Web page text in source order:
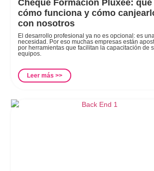
Cheque Formación Pluxee: qué
cómo funciona y cómo
con nosotros
El desarrollo profesional ya no es opcional: es
necesidad. Por eso muchas empresas están
por herramientas que facilitan la capacitación de
equipos.
Leer más >>